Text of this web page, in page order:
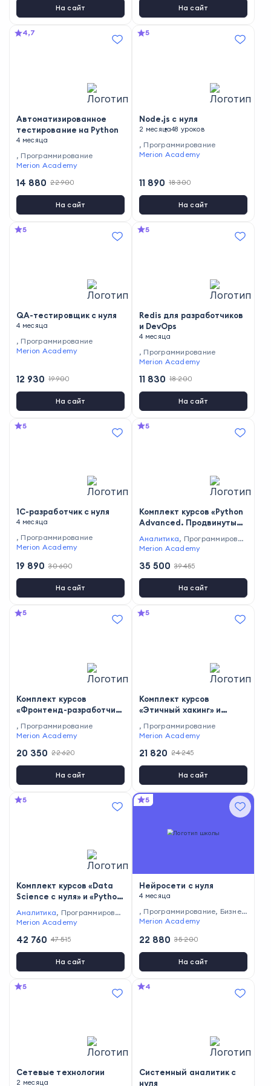
На сайт На сайт
4,7
Автоматизированное
тестирование на Python
4 месяца
, Программирование
Merion Academy
14 880 22 900
На сайт
5
Node.js с нуля
2 месяца48 уроков
, Программирование
Merion Academy
11 890 18 300
На сайт
5
QA-тестировщик с нуля
4 месяца
, Программирование
Merion Academy
12 930 19 900
На сайт
5
Redis для разработчиков
и DevOps
4 месяца
, Программирование
Merion Academy
11 830 18 200
На сайт
5
1С-разработчик с нуля
4 месяца
, Программирование
Merion Academy
19 890 30 600
На сайт
5
Комплект курсов «Python
Advanced. Продвинутый
нуля»
Аналитика, Программирован
ие
Merion Academy
35 500 39 455
На сайт
5
Комплект курсов
«Фронтенд-разработчик
разработка на React»
, Программирование
Merion Academy
20 350 22 620
На сайт
5
Комплект курсов
«Этичный хакинг» и
кибербезопасности»
, Программирование
Merion Academy
21 820 24 245
На сайт
5
Комплект курсов «Data
Science с нуля» и «Python
Аналитика, Программирован
ие
Merion Academy
42 760 47 515
На сайт
5
Нейросети с нуля
4 месяца
, Программирование, Бизнес
и управление,Маркетинг
моразвитие,Создание конте
Merion Academy
22 880 35 200
На сайт
5
Сетевые технологии
2 месяца
4
Системный аналитик с
нуля